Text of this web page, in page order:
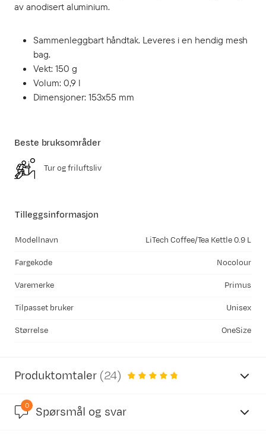
av anodisert aluminium.
Sammenleggbart håndtak. Leveres i en hendig mesh
bag.
Vekt: 150 g
Volum: 0,9 l
Dimensjoner: 153x55 mm
Tilleggsinformasjon
Modellnavn LiTech Coffee/Tea Kettle 0.9 L
Fargekode Nocolour
Varemerke Primus
Tilpasset bruker Unisex
Størrelse OneSize
Beste bruksområder
Tur og friluftsliv
Produktomtaler (24)
4.7
0 Spørsmål og svar